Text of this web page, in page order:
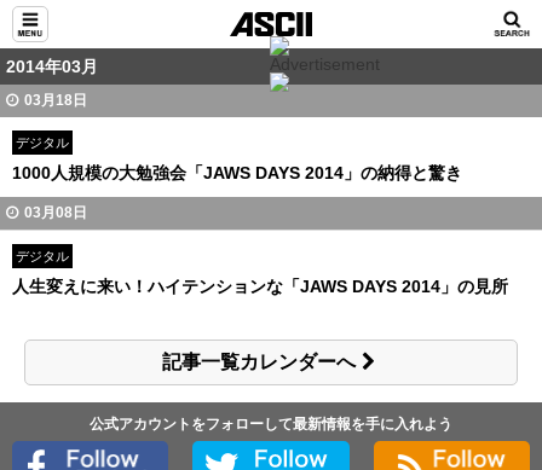
2014年03月
03月18日
デジタル
1000人規模の大勉強会「JAWS DAYS 2014」の納得と驚き
03月08日
デジタル
人生変えに来い！ハイテンションな「JAWS DAYS 2014」の見所
記事一覧カレンダーへ
公式アカウントをフォローして最新情報を手に入れよう